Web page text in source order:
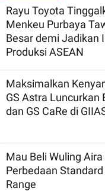
Rayu Toyota
Menkeu Purbaya
Besar demi Jadikan
Produksi ASEAN
Maksimalkan
GS Astra Luncurkan
dan GS CaRe di
Mau Beli Wuling
Perbedaan
Range